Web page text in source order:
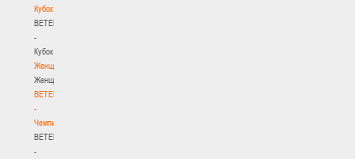
Кубок
BETERA
-
Кубок
Женщины
Женщины
BETERA
-
Чемпионат
BETERA
-